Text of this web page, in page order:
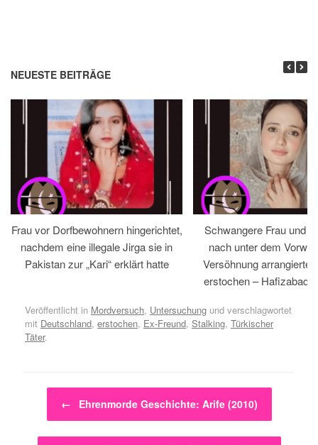
NEUESTE BEITRÄGE
Frau vor Dorfbewohnern hingerichtet,
nachdem eine illegale Jirga sie in
Pakistan zur „Kari“ erklärt hatte
Schwangere Frau und
nach unter dem
Versöhnung
erstochen – Hafizabad,
Veröffentlicht in Mordversuch, Untersuchung und verschlagwortet
mit Deutschland, erstochen, Ex-Freund, Stalking, Türkischer
Täter.
Beitragsnavigation
← Ehrenmorde Geschichte: Arife (2010)